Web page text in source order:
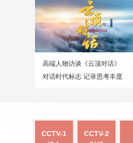
高端人物访谈《云顶对话》
对话时代标志 记录思考丰度
CCTV-1
CCTV-2